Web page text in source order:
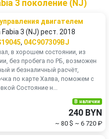
3 поколение (NJ)
двигателем
Fabia 3 (NJ) рест. 2018
, 04C907309BJ
в хорошем состоянии, из
без пробега по РБ, возможен
и безналичный расчёт,
по карте Халва, поможем с
Состояние н...
В наличии
240 BYN
~ 80 $ ~ 6 720 ₽